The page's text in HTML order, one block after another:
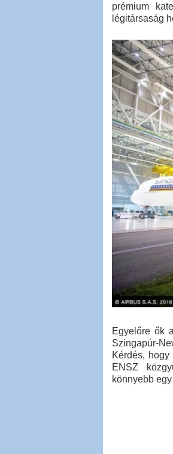
prémium
légitársaság
Egyelőre ők
Szingapúr-
Kérdés,
ENSZ
könnyebb